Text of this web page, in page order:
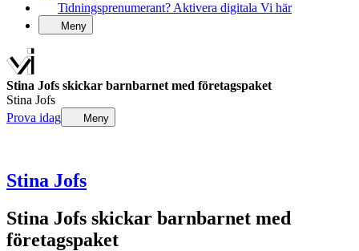
Tidningsprenumerant? Aktivera digitala Vi här
Meny
Stina Jofs skickar barnbarnet med företagspaket
Stina Jofs
Prova idag
Meny
Stina Jofs
Stina Jofs skickar barnbarnet med
företagspaket